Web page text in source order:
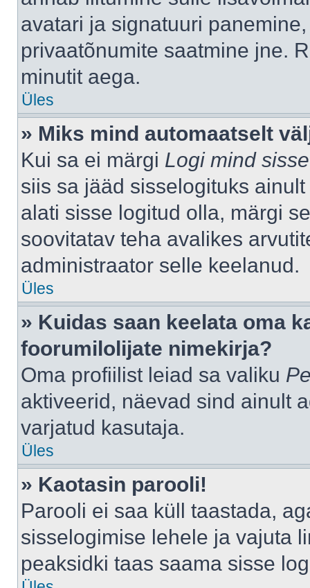
avatari ja signatuuri
privaatõnumite saatmine jne.
minutit aega.
Üles
» Miks mind automaatselt
Kui sa ei märgi Logi mind
siis sa jääd sisselogituks
alati sisse logitud olla, märgi
soovitatav teha avalikes
administraator selle keelanud.
Üles
» Kuidas saan keelata oma
foorumilolijate nimekirja?
Oma profiilist leiad sa valiku
aktiveerid, näevad sind ainult
varjatud kasutaja.
Üles
» Kaotasin parooli!
Parooli ei saa küll taastada,
sisselogimise lehele ja vajuta
peaksidki taas saama sisse